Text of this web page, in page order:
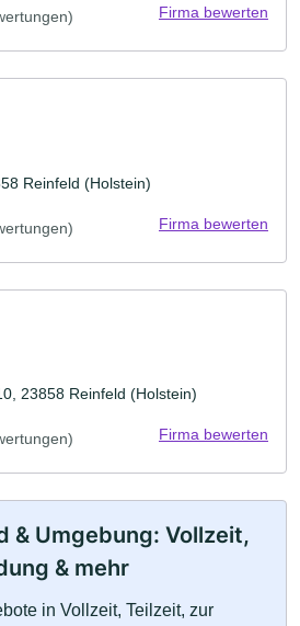
Firma bewerten
Reinfeld (Holstein)
Firma bewerten
23858 Reinfeld (Holstein)
Firma bewerten
& Umgebung: Vollzeit,
& mehr
in Vollzeit, Teilzeit, zur